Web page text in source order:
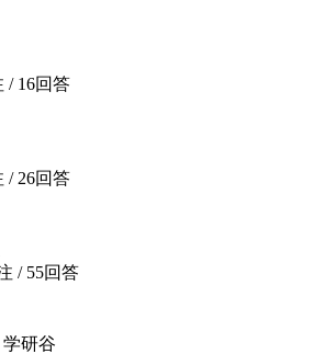
/ 16回答
/ 26回答
/ 55回答
研谷